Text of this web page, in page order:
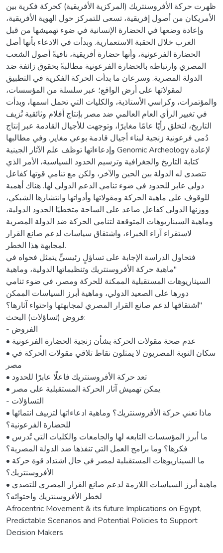
ظهرت حركة الأفروسنتريك (المركزية الأفريقية) كحركة فكرية بين
الأمريكان من أصول إفريقية، تسعى للتمركز حول الهوية الأفريقية،
وإعادة وضعها في الحضارة الإنسانية في ضوء تهميشها من قبل
الغرب خلال الحقبة الاستعمارية. وبدأت في الادعاء بأنها أصل
الحضارة الفرعونية، وأنها حضارة أفريقية، نافيةً أصول الشعب
المصري وارتباطه بالحضارة الفرعونية مطالبةً بحقوق زائفة ضد
الدولة المصرية. وسرعان ما بدأت الحركة الفكرية في التطبيق
لمقولاتها على أرض الواقع؛ عبر سلسلة من المؤسسات،
والمؤتمرات، وكراسي الأستاذية، والكليات التي تحمل اسمها، وبدأت
في تغيير الرأي العام العالمي ضد مصر بإنتاج أفلام وثائقية تُزيف
التاريخ، لتخلق رأيًا عامًا مغايرًا، وتوجهت للأجيال القادمة عبر إنتاج
دُمى فرعونية زنجية لبناء أجيال قادمة بوعي مغاير. وفي مطالبها
وإدعاءاتها توظف علم الآثار الجينية Genomic Archeology لإعادة
كتابة التاريخ والجغرافية وترسيم الحدود السياسية، الأمر الذي
تتصدى له الدولة بين الحين والآخر، ولكن مع تنامي قوتها كفاعل
دولي عابر للحدود في ضوء تنامي الدعم الدولي لها. هناك أهمية
للوقوف على ماهية الحركة ومقولاتها وأدواتها وانتشارها الشبكي،
ووزنها الدولي كفاعل صاعد على الساحة متخطيًا الحدود الدولية،
وماهية السيناريوهات المتوقعة لتنامي الحركة ضد الدولة المصرية
لاستقراء آراء الخبراء، واشتقاق سياسات لدعم صانع القرار
لمجابهة هذا الخطر.
فتحاول الدراسة الإجابة على تساؤلٍ رئيسيٍّ يتمثل فحواه في
"ماهية حركة الأفروسنتريك وتنظيماتها الدولية، وماهية
السيناريوهات المستقبلية الممكنة للحركة ومصر، في ضوء تنامي
دورها على الصعيد الدولي، وماهية أبرز السياسات الممكن
اشتقاقها لدعم صانع القرار المصري لمجابهتها واحتواء آثارها؟"
فروض (تساؤلات) البحث:
- الفروض
• عدم صحة مقولات الحركة بشأن زنجية الحضارة الفرعونية
• سكان النوبة المصريون لا يمثلون نقاط تلاقي مقولات الحركة في
مصر
• تعد حركة الأفروسنتريك فاعلًا عابرًا للحدود
• يمكن تهميش آثار الحركة المستقبلية على مصر
- التساؤلات
• ماذا تعني حركة الأفروسنتريك؟ وماهية ادعاءاتها لتزييف انتمائها
للحضارة الفرعونية؟
• ما أبرز المؤسسات التابعه لها والجامعات والكليات التي تُدرس
فكرها؟ وما برامج العمل التي تنفذها ضد الدولة المصرية؟
• ما السيناريوهات المستقبلية لمصر في حال اشتداد قوة حركة
الأفروسنتريك؟
• ماهية أبرز السياسات اللازمة لدعم صانع القرار المصري للتصدي
لخطر الأفروسنتريك واحتوائه؟
Afrocentric Movement & its future Implications on Egypt,
Predictable Scenarios and Potential Policies to Support
Decision Makers